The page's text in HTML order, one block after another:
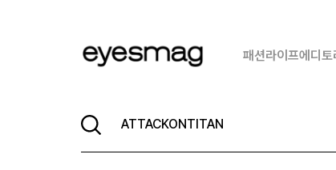
패션라이프에디토